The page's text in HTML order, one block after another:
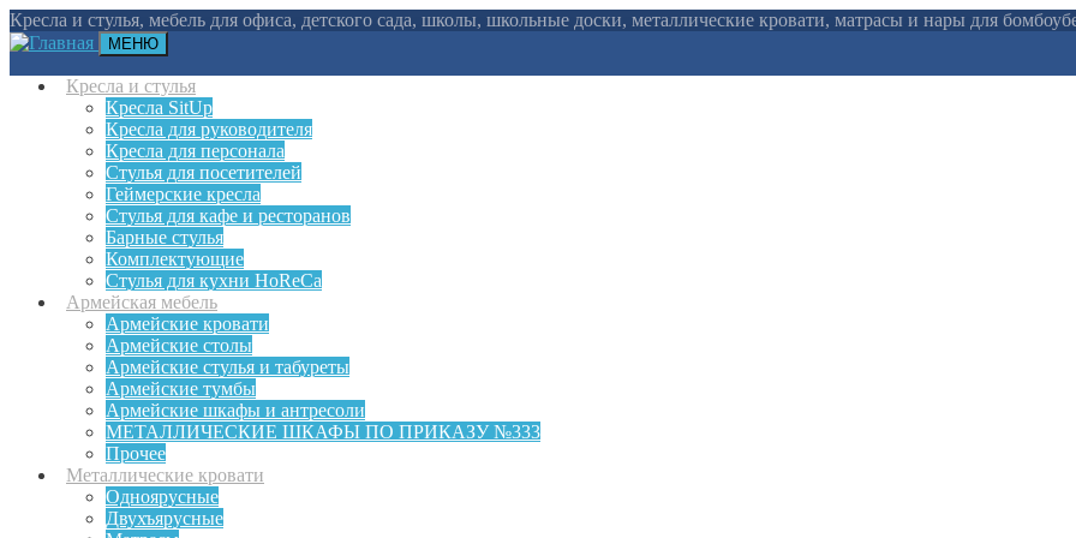
Кресла и стулья, мебель для офиса, детского сада, школы, школьные доски, металлические кровати, матрасы и нары для
МЕНЮ
Кресла и стулья
Кресла SitUp
Кресла для руководителя
Кресла для персонала
Стулья для посетителей
Геймерские кресла
Cтулья для кафе и ресторанов
Барные стулья
Комплектующие
Стулья для кухни HoReCa
Армейская мебель
Армейские кровати
Армейские столы
Армейские стулья и табуреты
Армейские тумбы
Армейские шкафы и антресоли
МЕТАЛЛИЧЕСКИЕ ШКАФЫ ПО ПРИКАЗУ №333
Прочее
Металлические кровати
Одноярусные
Двухъярусные